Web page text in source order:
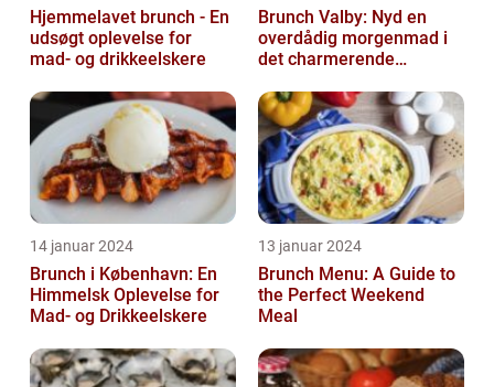
Hjemmelavet brunch - En
udsøgt oplevelse for
mad- og drikkeelskere
Brunch Valby: Nyd en
overdådig morgenmad i
det charmerende
14 januar 2024
Brunch i København: En
Himmelsk Oplevelse for
Mad- og Drikkeelskere
13 januar 2024
Brunch Menu: A Guide to
the Perfect Weekend
Meal